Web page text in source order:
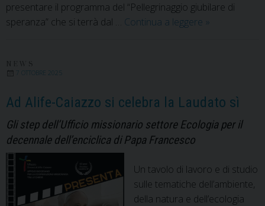
presentare il programma del “Pellegrinaggio giubilare di
speranza” che si terrà dal … Continua a leggere Pellegrinaggio
orme
della
Laudato
»
7 OTTOBRE 2025
Ad Alife-Caiazzo si celebra la Laudato sì
Gli step dell’Ufficio missionario settore Ecologia per il
decennale dell’enciclica di Papa Francesco
Un tavolo di lavoro e di studio
sulle tematiche dell’ambiente,
della natura e dell’ecologia